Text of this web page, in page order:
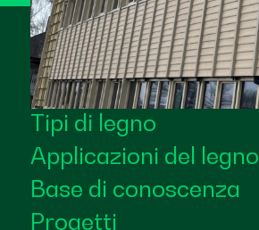
Tipi di legno
Applicazioni del legno
Base di conoscenza
Progetti